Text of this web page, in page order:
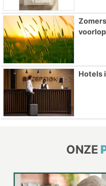
Hotels
ONZE